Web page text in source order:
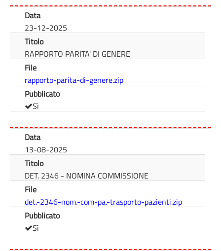
Data
23-12-2025
Titolo
RAPPORTO PARITA' DI GENERE
File
rapporto-parita-di-genere.zip
Pubblicato
Sì
Data
13-08-2025
Titolo
DET. 2346 - NOMINA COMMISSIONE
File
det.-2346-nom.-com-pa.-trasporto-pazienti.zip
Pubblicato
Sì